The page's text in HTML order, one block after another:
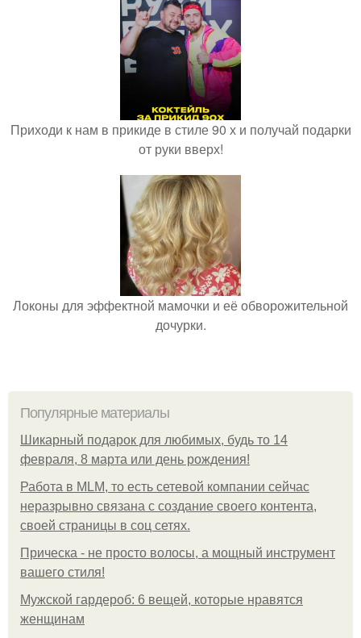
Приходи к нам в прикиде в стиле 90 х и получай подарки
от руки вверх!
Локоны для эффектной мамочки и её обворожительной
дочурки.
Популярные материалы
Шикарный подарок для любимых, будь то 14
февраля, 8 марта или день рождения!
Работа в MLM, то есть сетевой компании сейчас
неразрывно связана с создание своего контента,
своей страницы в соц сетях.
Прическа - не просто волосы, а мощный инструмент
вашего стиля!
Мужской гардероб: 6 вещей, которые нравятся
женщинам